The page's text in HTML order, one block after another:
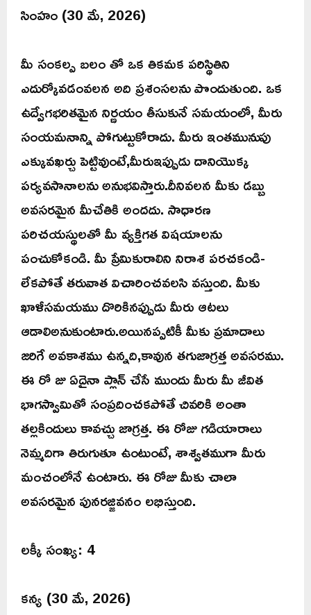
సింహం (30 మే, 2026)
మీ సంకల్ప బలం తో ఒక తికమక పరిస్థితిని
ఎదుర్కోవడంవలన అది ప్రశంసలను పొందుతుంది. ఒక
ఉద్వేగభరితమైన నిర్ణయం తీసుకునే సమయంలో, మీరు
సంయమనాన్ని పోగుట్టుకోరాదు. మీరు ఇంతమునుపు
ఎక్కువఖర్చు పెట్టివుంటే,మీరుఇప్పుడు దానియొక్క
పర్యవసానాలను అనుభవిస్తారు.దీనివలన మీకు డబ్బు
అవసరమైన మీచేతికి అందదు. సాధారణ
పరిచయస్థులతో మీ వ్యక్తిగత విషయాలను
పంచుకోకండి. మీ ప్రేమికురాలిని నిరాశ పరచకండి-
లేకపోతే తరువాత విచారించవలసి వస్తుంది. మీకు
ఖాళీసమయము దొరికినప్పుడు మీరు ఆటలు
ఆడాలిఅనుకుంటారు.అయినప్పటికీ మీకు ప్రమాదాలు
జరిగే అవకాశము ఉన్నది,కావున తగుజాగ్రత్త అవసరము.
ఈ రో జు ఏదైనా ప్లాన్ చేసే ముందు మీరు మీ జీవిత
భాగస్వామితో సంప్రదించకపోతే చివరికి అంతా
తల్లకిందులు కావచ్చు జాగ్రత్త. ఈ రోజు గడియారాలు
నెమ్మదిగా తిరుగుతూ ఉంటుంటే, శాశ్వతముగా మీరు
మంచంలోనే ఉంటారు. ఈ రోజు మీకు చాలా
అవసరమైన పునరజ్జివనం లభిస్తుంది.
లక్కీ సంఖ్య: 4
కన్య (30 మే, 2026)